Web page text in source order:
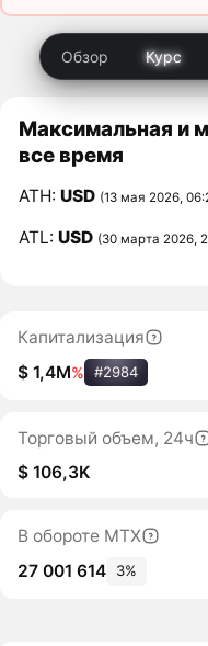
Обзор Курс
Максимальная и
все время
ATH:USD (13 мая 2026,
ATL:USD (30 марта 2026,
Капитализация
$ 1,4M% #2984
Торговый объем, 24ч
$ 106,3K
В обороте MTX
27 001 614
3%